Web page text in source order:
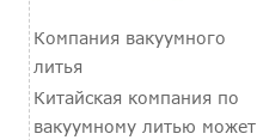
Компания вакуумного
литья
Китайская компания по
вакуумному литью может